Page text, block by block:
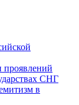
СНГ
в